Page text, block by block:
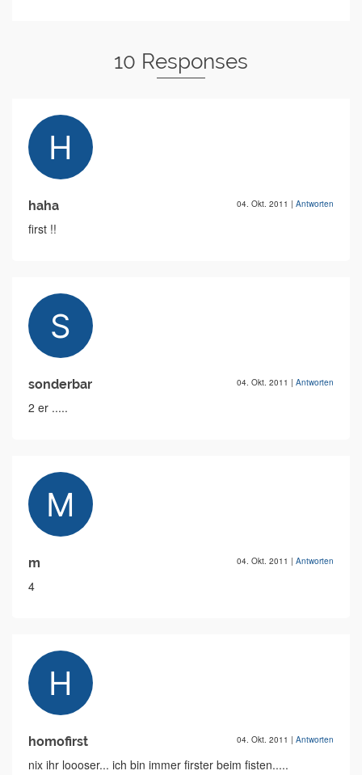
10 Responses
haha 04. Okt. 2011 | Antworten
first !!
sonderbar 04. Okt. 2011 | Antworten
2 er .....
m 04. Okt. 2011 | Antworten
4
homofirst 04. Okt. 2011 | Antworten
nix ihr loooser... ich bin immer firster beim fisten.....